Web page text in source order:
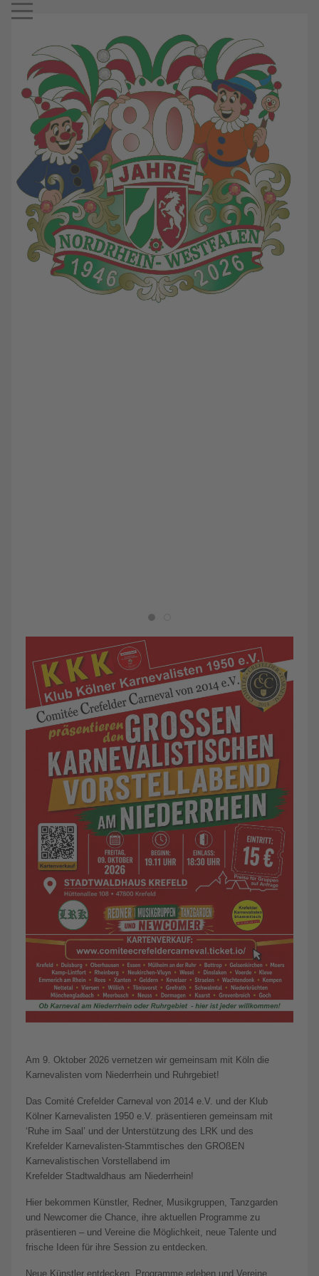
Mobile Menu Toggle
Am 9. Oktober 2026 vernetzen wir gemeinsam mit Köln die
Karnevalisten vom Niederrhein und Ruhrgebiet!
Das Comité Crefelder Carneval von 2014 e.V. und der Klub
Kölner Karnevalisten 1950 e.V. präsentieren gemeinsam mit
‘Ruhe im Saal’ und der Unterstützung des LRK und des
Krefelder Karnevalisten-Stammtisches den GROßEN
Karnevalistischen Vorstellabend im
Krefelder Stadtwaldhaus am Niederrhein!
Hier bekommen Künstler, Redner, Musikgruppen, Tanzgarden
und Newcomer die Chance, ihre aktuellen Programme zu
präsentieren – und Vereine die Möglichkeit, neue Talente und
frische Ideen für ihre Session zu entdecken.
Neue Künstler entdecken, Programme erleben und Vereine